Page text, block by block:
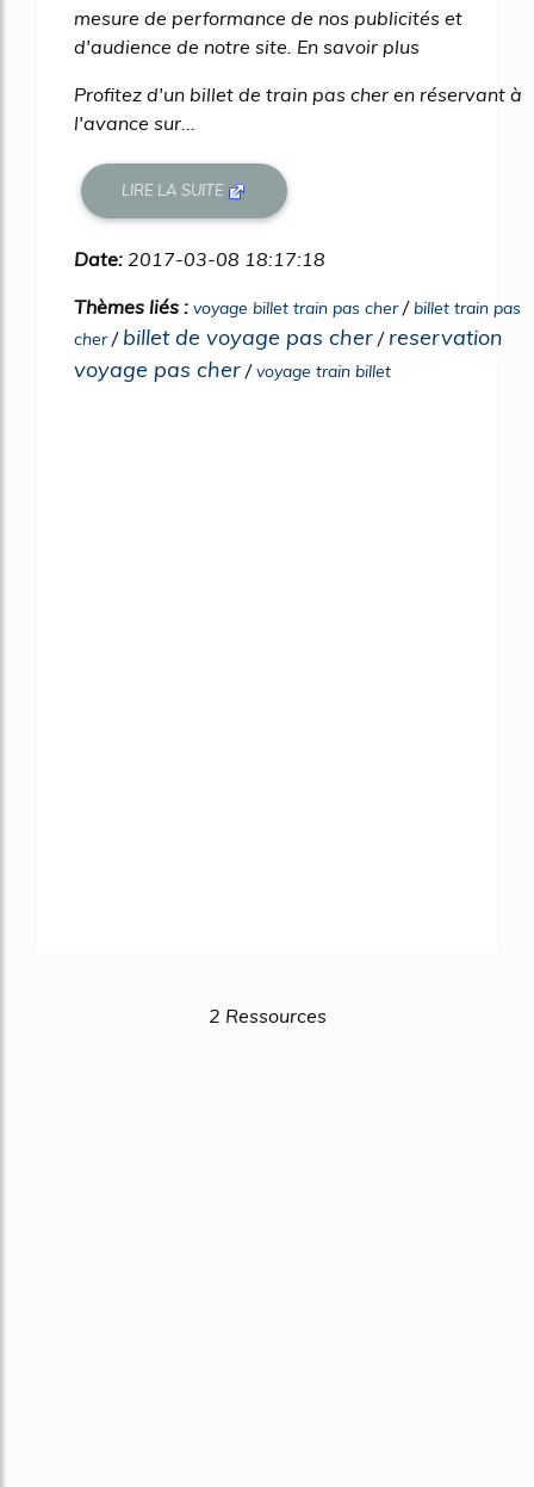
mesure de performance de nos publicités et
d'audience de notre site. En savoir plus
Profitez d'un billet de train pas cher en réservant à
l'avance sur...
LIRE LA SUITE
Date: 2017-03-08 18:17:18
Thèmes liés : voyage billet train pas cher/billet train pas
cher/ billet de voyage pas cher / reservation
voyage pas cher /voyage train billet
2 Ressources